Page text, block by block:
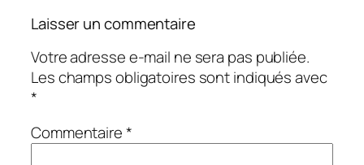
Laisser un commentaire
Votre adresse e-mail ne sera pas publiée.
Les champs obligatoires sont indiqués avec
*
Commentaire*